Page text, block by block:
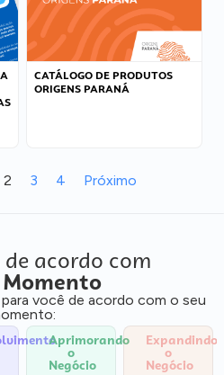
CATÁLOGO DE PRODUTOS
ORIGENS PARANÁ
2 3 4 Próximo
acordo com
você de acordo com o seu
Aprimorando
o
Negócio
Expandindo
o
Negócio